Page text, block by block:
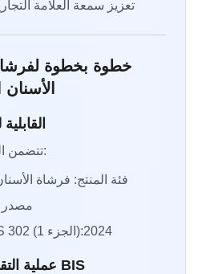
تعزيز سمعة العلامة
تتضمن الخطوة الأولى التأكيد على:
فئة المنتج: فرشاة
مصدر
المعيار المعمول به: IS 302 (الجزء 1):2024
عملية التقديم الإلكتروني لشهادة BIS